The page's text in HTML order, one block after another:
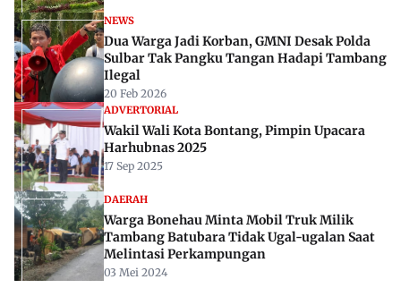
NEWS
Dua Warga Jadi Korban, GMNI Desak Polda
Sulbar Tak Pangku Tangan Hadapi Tambang
Ilegal
20 Feb 2026
ADVERTORIAL
Wakil Wali Kota Bontang, Pimpin Upacara
Harhubnas 2025
17 Sep 2025
DAERAH
Warga Bonehau Minta Mobil Truk Milik
Tambang Batubara Tidak Ugal-ugalan Saat
Melintasi Perkampungan
03 Mei 2024